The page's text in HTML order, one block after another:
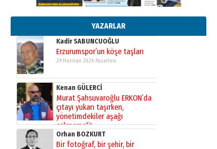
YAZARLAR
Başkan Sekmen’den Erzurum’a
bir vizyon proje daha!
02 Ağustos 2026 Pazar
Kadir SABUNCUOĞLU
Erzurumspor’un köşe taşları
29 Haziran 2026 Pazartesi
Kenan GÜLERCİ
Murat Şahsuvaroğlu ERKON’da
çıtayı yukarı taşırken,
yönetimdekiler aşağı
çekmemeli!
17 Şubat 2026 SalıOrhan BOZKURT
Bir fotoğraf, bir şehir, bir